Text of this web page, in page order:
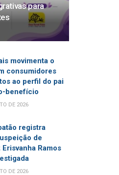
para
movimenta o
consumidores
ao perfil do pai
benefício
DE 2026
registra
de
Ramos
DE 2026